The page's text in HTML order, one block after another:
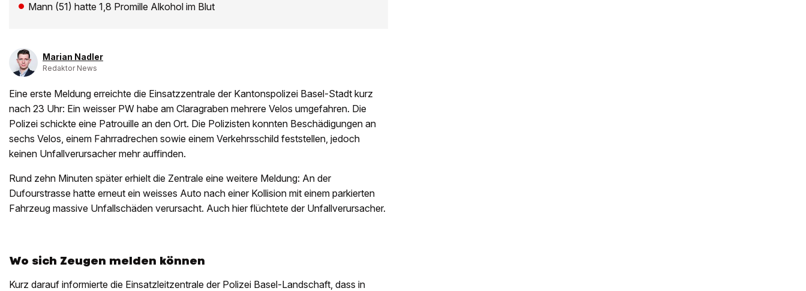
Mann (51) hatte 1,8 Promille Alkohol im Blut
Marian Nadler
Redaktor News
Eine erste Meldung erreichte die Einsatzzentrale der Kantonspolizei Basel-Stadt kurz
nach 23 Uhr: Ein weisser PW habe am Claragraben mehrere Velos umgefahren. Die
Polizei schickte eine Patrouille an den Ort. Die Polizisten konnten Beschädigungen an
sechs Velos, einem Fahrradrechen sowie einem Verkehrsschild feststellen, jedoch
keinen Unfallverursacher mehr auffinden.
Rund zehn Minuten später erhielt die Zentrale eine weitere Meldung: An der
Dufourstrasse hatte erneut ein weisses Auto nach einer Kollision mit einem parkierten
Fahrzeug massive Unfallschäden verursacht. Auch hier flüchtete der Unfallverursacher.
Wo sich Zeugen melden können
Kurz darauf informierte die Einsatzleitzentrale der Polizei Basel-Landschaft, dass in